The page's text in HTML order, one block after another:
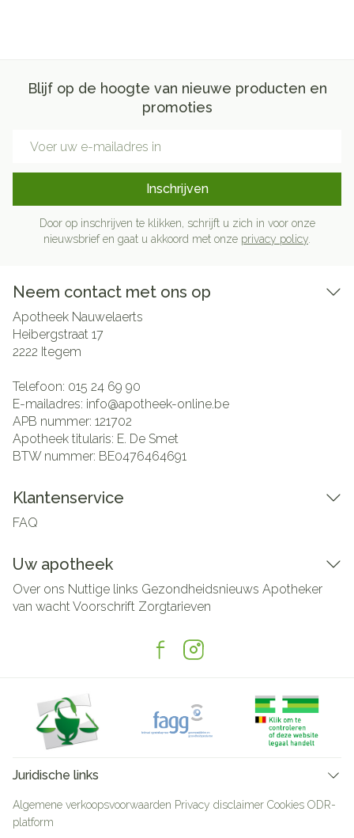
Blijf op de hoogte van nieuwe producten en
promoties
Inschrijven
Door op inschrijven te klikken, schrijft u zich in voor onze
nieuwsbrief en gaat u akkoord met onze privacy policy
Neem contact met ons op
Apotheek Nauwelaerts
Heibergstraat 17
2222 Itegem
Telefoon: 015 24 69 90
E-mailadres: info@apotheek-online.be
APB nummer: 121702
Apotheek titularis: E. De Smet
BTW nummer: BE0476464691
Klantenservice
FAQ
Uw apotheek
Over ons Nuttige links Gezondheidsnieuws Apotheker
van wachtVoorschrift Zorgtarieven
Juridische links
Algemene verkoopsvoorwaarden Privacy disclaimer Cookies ODR-
platform